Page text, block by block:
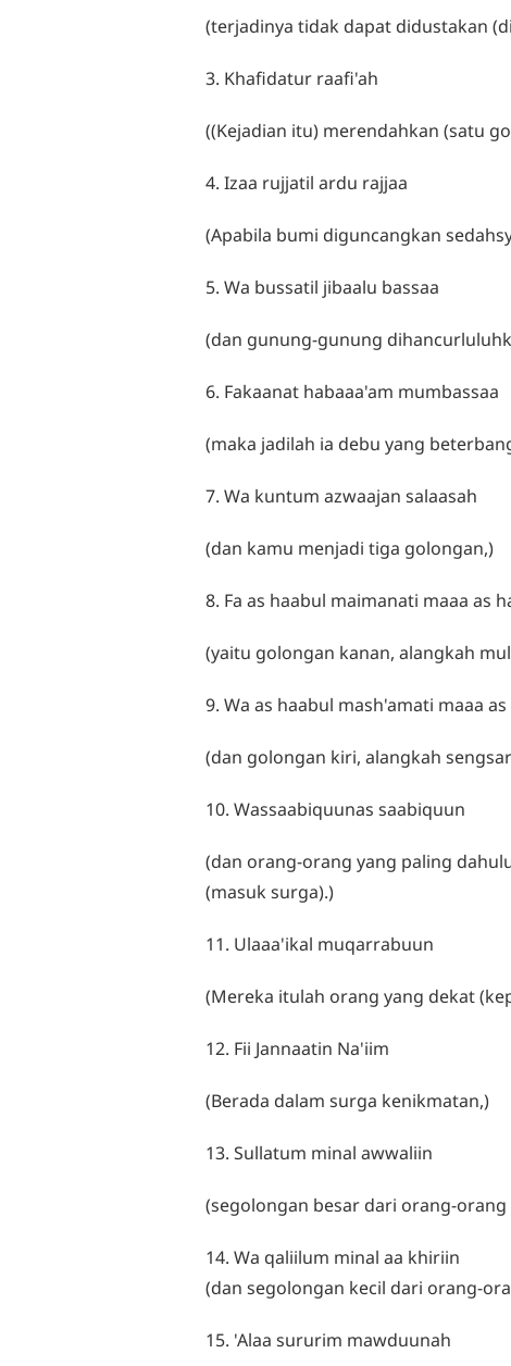
(terjadinya tidak dapat didustakan
3. Khafidatur raafi'ah
((Kejadian itu) merendahkan (satu
4. Izaa rujjatil ardu rajjaa
(Apabila bumi diguncangkan
5. Wa bussatil jibaalu bassaa
(dan gunung-gunung
6. Fakaanat habaaa'am mumbassaa
(maka jadilah ia debu yang
7. Wa kuntum azwaajan salaasah
(dan kamu menjadi tiga golongan,)
8. Fa as haabul maimanati maaa as
(yaitu golongan kanan, alangkah
9. Wa as haabul mash'amati maaa
(dan golongan kiri, alangkah
10. Wassaabiquunas saabiquun
(dan orang-orang yang paling
(masuk surga).)
11. Ulaaa'ikal muqarrabuun
(Mereka itulah orang yang dekat
12. Fii Jannaatin Na'iim
(Berada dalam surga kenikmatan,)
13. Sullatum minal awwaliin
(segolongan besar dari orang-
14. Wa qaliilum minal aa khiriin
(dan segolongan kecil dari orang-
15. 'Alaa sururim mawduunah